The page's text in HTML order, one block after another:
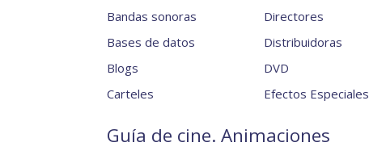
Bandas sonoras
Bases de datos
Blogs
Carteles
Directores
Distribuidoras
DVD
Efectos Especiales
Guía de cine. Animaciones